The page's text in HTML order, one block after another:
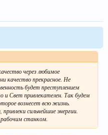
через любимое
качество прекрасное. Не
будет преступлением
и Свет привлекателен. Так будем
вознесет всю жизнь.
сильнейшие энергии.
станком.